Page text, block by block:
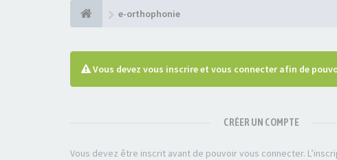
e-orthophonie
Vous devez vous inscrire et vous connecter afin de
CRÉER UN COMPTE
Vous devez être inscrit avant de pouvoir vous connecter.